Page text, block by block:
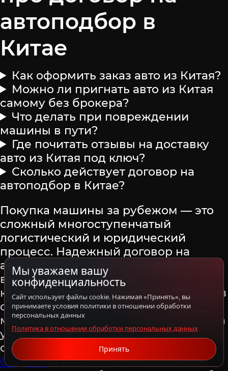
автоподбор в
Китае
Как оформить заказ авто из Китая?
Можно ли пригнать авто из Китая
самому без брокера?
Что делать при повреждении
машины в пути?
Где почитать отзывы на доставку
авто из Китая под ключ?
Сколько действует договор на
автоподбор в Китае?
Покупка машины за рубежом — это
сложный многоступенчатый
логистический и юридический
процесс. Надежный договор на
автоподбор в Китае гарантирует, что
вы получите именно ту
комплектацию, которую выбрали, без
скрытых переплат на таможне и без
малейших проблем с постановкой на
учет в ГИБДД. Оставьте заявку прямо
сейчас —
подберём авто под ваш
бюджети полностью возьмем всю
Мы уважаем вашу
конфиденциальность
Сайт использует файлы cookie. Нажимая «Принять», вы
принимаете условия политики в отношении обработки
персональных данных
Политика в отношении обработки персональных данных
Принять